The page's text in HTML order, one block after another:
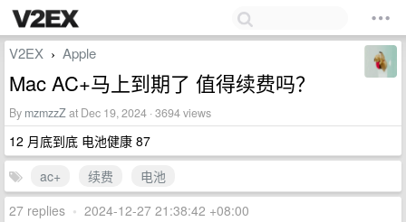
V2EX › Apple
Mac AC+马上到期了 值得续费吗？
By mzmzzZat Dec 19, 2024 · 3694 views
12 月底到底 电池健康 87
ac+
续费
电池
27 replies • 2024-12-27 21:38:42 +08:00